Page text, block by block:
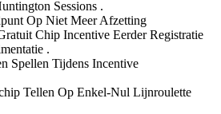
Sessions .
Op Niet Meer Afzetting
Chip Incentive Eerder Registratie
.
Spellen Tijdens Incentive
Tellen Op Enkel-Nul Lijnroulette